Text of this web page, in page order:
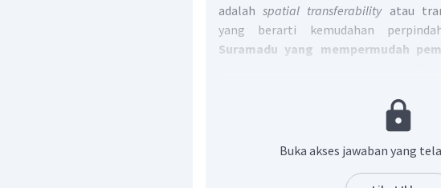
adalahspatial transferability atau
yang berarti kemudahan
Suramadu yang mempermudah
dapat mempermudah perpindahan
Jadi, jawaban yang tepat adalah D.
Buka akses jawaban yang